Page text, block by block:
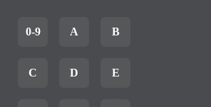
0-9 A B
C D E